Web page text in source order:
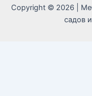
Copyright © 2026 |
садов